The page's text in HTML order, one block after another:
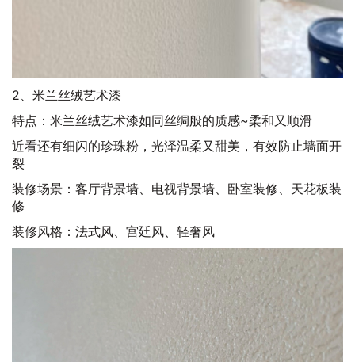
2、米兰丝绒艺术漆
特点：米兰丝绒艺术漆如同丝绸般的质感~柔和又顺滑
近看还有细闪的珍珠粉，光泽温柔又甜美，有效防止墙面开
裂
装修场景：客厅背景墙、电视背景墙、卧室装修、天花板装
修
装修风格：法式风、宫廷风、轻奢风